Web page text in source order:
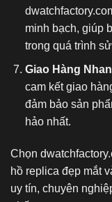
minh bạch, giúp
trong quá trình
Giao Hàng
cam kết giao
đảm bảo sản
hảo nhất.
Chọn
hồ replica đẹp mắt
uy tín, chuyên